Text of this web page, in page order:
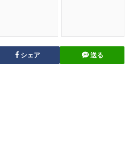
シェア 送る